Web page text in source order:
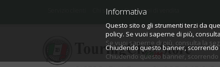
Informativa
Questo sito o gli strumenti terzi da
policy.
Se vuoi saperne di più, consulta la
Chiudendo questo banner,
Informativa
Questo sito o gli strumenti terzi da
policy. Se vuoi saperne di più,
Chiudendo questo banner,
Chi siamo Condizioni di vendita